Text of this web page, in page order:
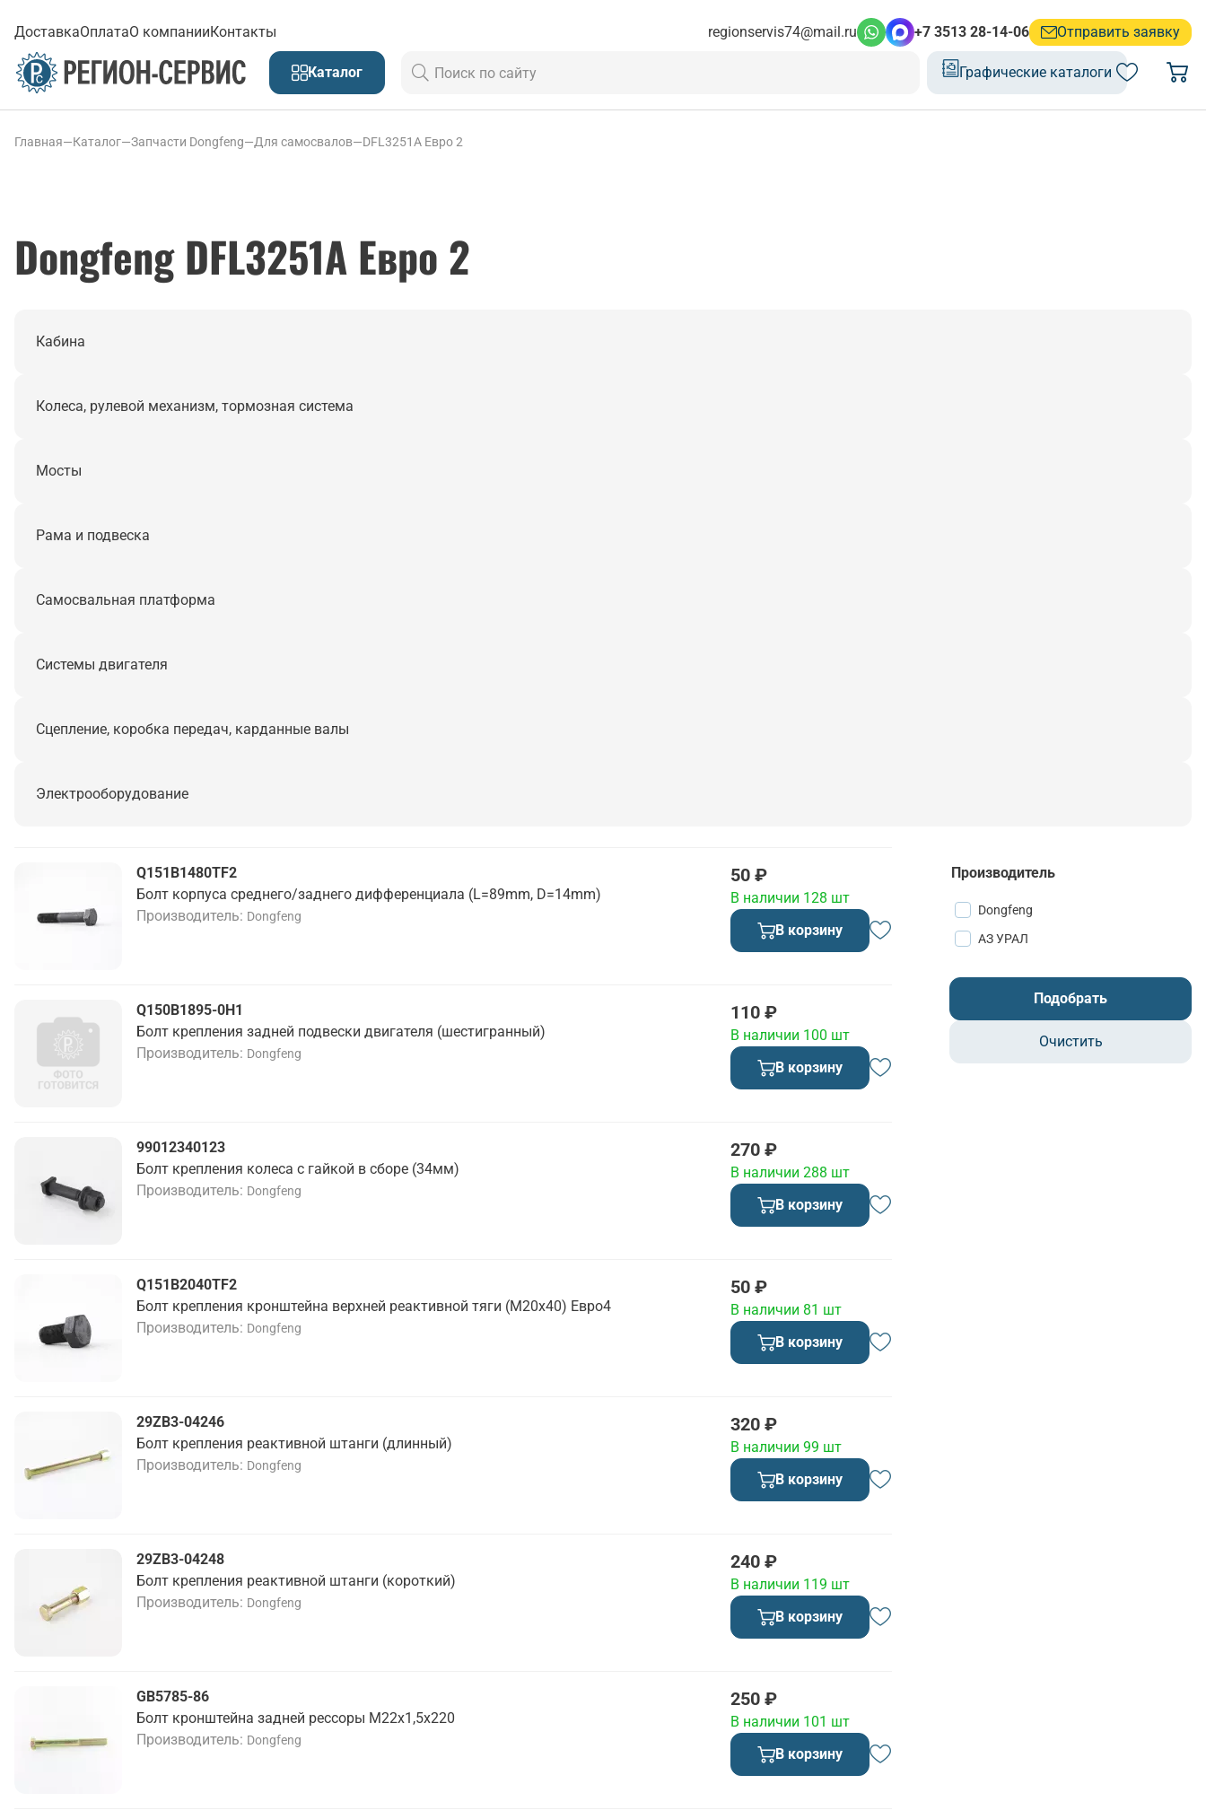
ДоставкаОплатаО компанииКонтакты regionservis74@mail.ru +7 3513 28-14-06 Отправить заявку
Каталог Графические каталоги
Главная—Каталог—Запчасти Dongfeng—Для самосвалов—DFL3251A Евро 2
Dongfeng DFL3251A Евро 2
Кабина
Колеса, рулевой механизм, тормозная система
Мосты
Рама и подвеска
Самосвальная платформа
Системы двигателя
Сцепление, коробка передач, карданные валы
Электрооборудование
Q151B1480TF2
Болт корпуса среднего/заднего дифференциала (L=89mm, D=14mm)
Производитель
Dongfeng
50 ₽
В наличии 128 шт
В корзину
Q150B1895-0H1
Болт крепления задней подвески двигателя (шестигранный)
Производитель
Dongfeng
110 ₽
В наличии 100 шт
В корзину
99012340123
Болт крепления колеса с гайкой в сборе (34мм)
Производитель
Dongfeng
270 ₽
В наличии 288 шт
В корзину
Q151B2040TF2
Болт крепления кронштейна верхней реактивной тяги (М20х40) Евро4
Производитель
Dongfeng
50 ₽
В наличии 81 шт
В корзину
29ZB3-04246
Болт крепления реактивной штанги (длинный)
Производитель
Dongfeng
320 ₽
В наличии 99 шт
В корзину
29ZB3-04248
Болт крепления реактивной штанги (короткий)
Производитель
Dongfeng
240 ₽
В наличии 119 шт
В корзину
GB5785-86
Болт кронштейна задней рессоры М22х1,5х220
Производитель
Dongfeng
250 ₽
В наличии 101 шт
В корзину
Производитель
Dongfeng
АЗ УРАЛ
Подобрать
Очистить